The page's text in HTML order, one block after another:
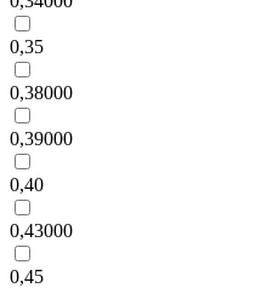
0,35
0,38000
0,39000
0,40
0,43000
0,45